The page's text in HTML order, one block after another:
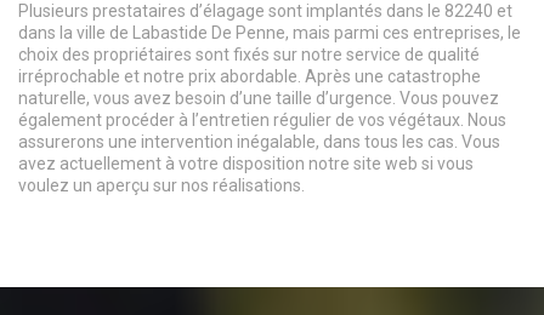
Plusieurs prestataires d’élagage sont implantés dans le 82240 et
dans la ville de Labastide De Penne, mais parmi ces entreprises, le
choix des propriétaires sont fixés sur notre service de qualité
irréprochable et notre prix abordable. Après une catastrophe
naturelle, vous avez besoin d’une taille d’urgence. Vous pouvez
également procéder à l’entretien régulier de vos végétaux. Nous
assurerons une intervention inégalable, dans tous les cas. Vous
avez actuellement à votre disposition notre site web si vous
voulez un aperçu sur nos réalisations.